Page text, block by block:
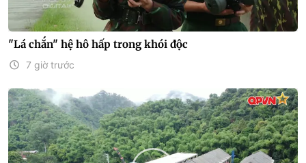
"Lá chắn" hệ hô hấp trong khói độc
7 giờ trước